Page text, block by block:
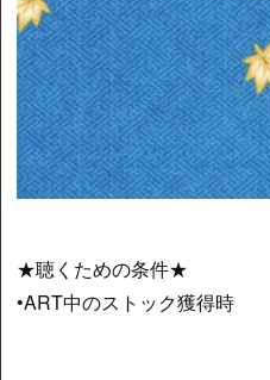
★聴くための条件★
•ART中のストック獲得時